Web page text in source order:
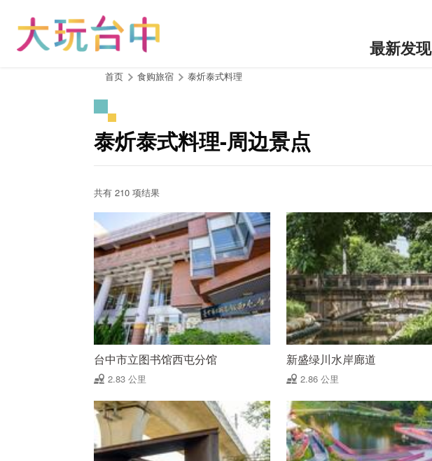
最新发现
首页 食购旅宿 泰炘泰式料理
泰炘泰式料理-周边景点
共有 210 项结果
台中市立图书馆西屯分馆
2.83 公里
新盛绿川水岸廊道
2.86 公里